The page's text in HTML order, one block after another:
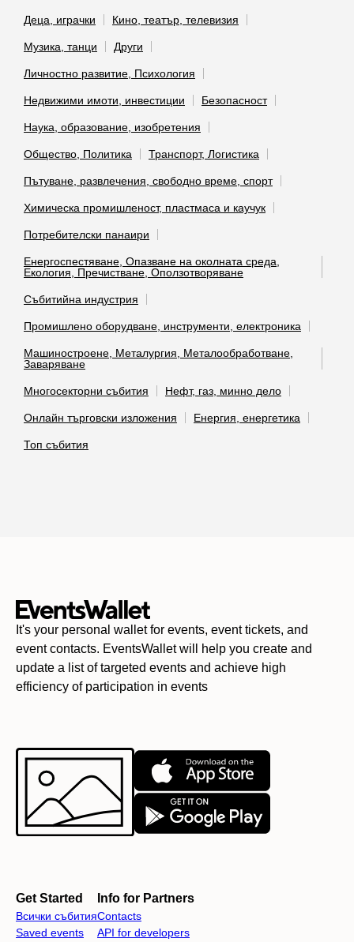
Деца, играчки Кино, театър, телевизия
Музика, танци Други
Личностно развитие, Психология
Недвижими имоти, инвестиции Безопасност
Наука, образование, изобретения
Общество, Политика Транспорт, Логистика
Пътуване, развлечения, свободно време, спорт
Химическа промишленост, пластмаса и каучук
Потребителски панаири
Енергоспестяване, Опазване на околната среда,
Екология, Пречистване, Оползотворяване
Събитийна индустрия
Промишлено оборудване, инструменти, електроника
Машиностроене, Металургия, Металообработване,
Заваряване
Многосекторни събития Нефт, газ, минно дело
Онлайн търговски изложения Енергия, енергетика
Топ събития
It's your personal wallet for events, event tickets, and
event contacts. EventsWallet will help you create and
update a list of targeted events and achieve high
efficiency of participation in events
Get Started
Всички събития
Saved events
Info for Partners
Contacts
API for developers